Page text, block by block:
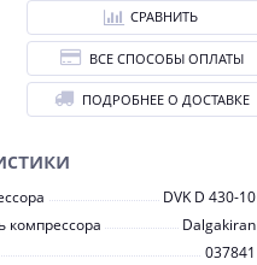
DVK D 430-10
компрессора
Dalgakiran
037841
СРАВНИТЬ
ВСЕ СПОСОБЫ ОПЛАТЫ
ПОДРОБНЕЕ О ДОСТАВКЕ